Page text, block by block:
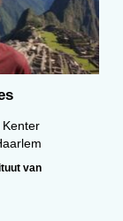
Kenter
van